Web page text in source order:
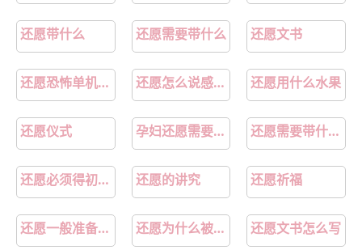
还愿带什么 还愿需要带什么 还愿文书
还愿恐怖单机游戏 还愿怎么说感谢的话 还愿用什么水果
还愿仪式 孕妇还愿需要准备什么东西 还愿需要带什么供品
还愿必须得初一十五吗 还愿的讲究 还愿祈福
还愿一般准备什么供品 还愿为什么被下了 还愿文书怎么写